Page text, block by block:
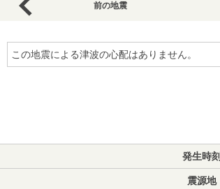
前の地震
この地震による津波の心配はありません。
発生時刻
震源地